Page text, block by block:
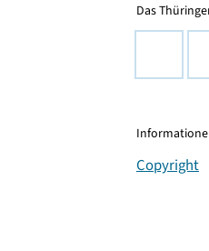
Das
Copyright